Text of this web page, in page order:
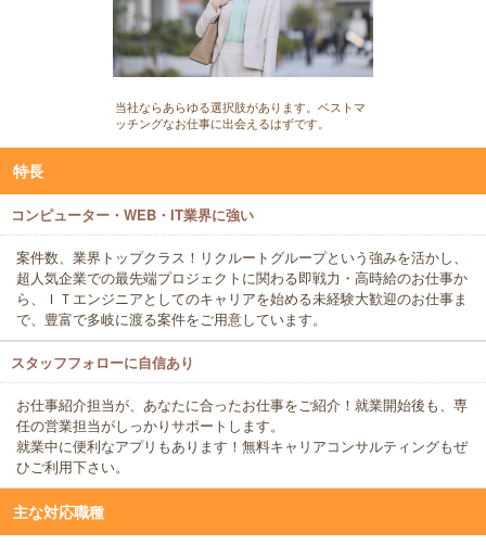
当社ならあらゆる選択肢があります。ベストマ
ッチングなお仕事に出会えるはずです。
特長
コンピューター・WEB・IT業界に強い
案件数、業界トップクラス！リクルートグループという強みを活かし、
超人気企業での最先端プロジェクトに関わる即戦力・高時給のお仕事か
ら、ＩＴエンジニアとしてのキャリアを始める未経験大歓迎のお仕事ま
で、豊富で多岐に渡る案件をご用意しています。
スタッフフォローに自信あり
お仕事紹介担当が、あなたに合ったお仕事をご紹介！就業開始後も、専
任の営業担当がしっかりサポートします。
就業中に便利なアプリもあります！無料キャリアコンサルティングもぜ
ひご利用下さい。
主な対応職種